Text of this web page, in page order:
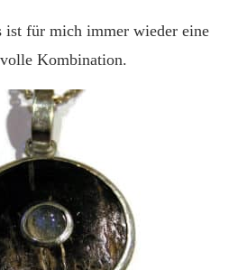
ist für mich immer wieder eine
Kombination.